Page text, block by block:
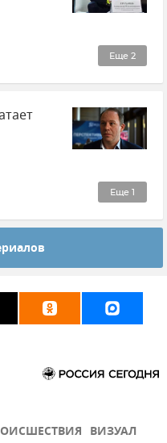
Еще 2
2018"
Еще 1
2018"
ВИЗУАЛ